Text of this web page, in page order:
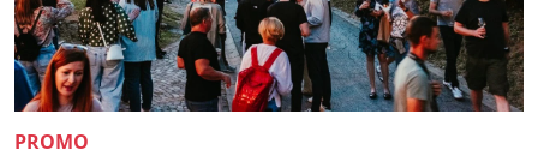
PROMO